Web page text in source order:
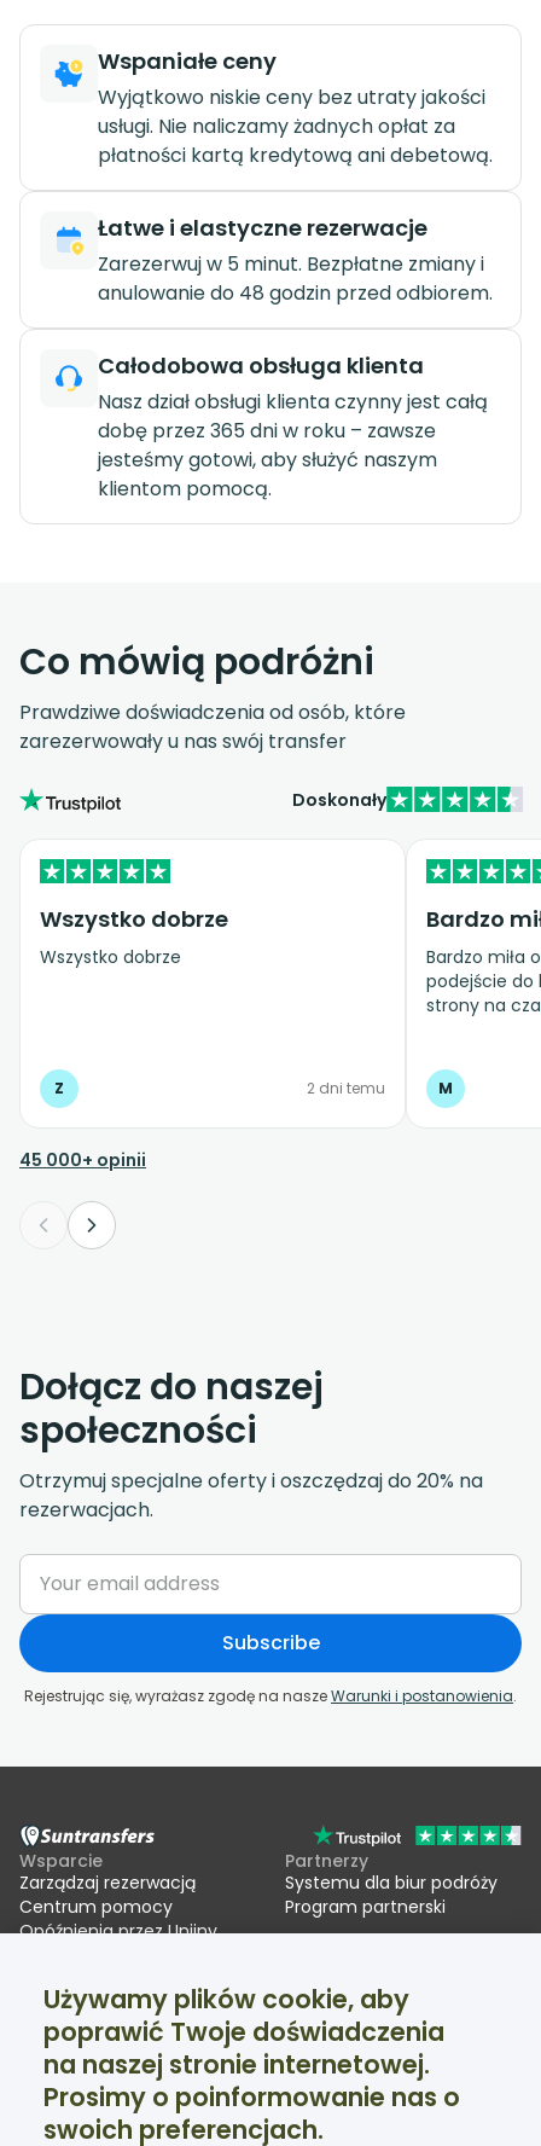
Wspaniałe ceny
Wyjątkowo niskie ceny bez utraty jakości
usługi. Nie naliczamy żadnych opłat za
płatności kartą kredytową ani debetową.
Łatwe i elastyczne rezerwacje
Zarezerwuj w 5 minut. Bezpłatne zmiany i
anulowanie do 48 godzin przed odbiorem.
Całodobowa obsługa klienta
Nasz dział obsługi klienta czynny jest całą
dobę przez 365 dni w roku – zawsze
jesteśmy gotowi, aby służyć naszym
klientom pomocą.
Co mówią podróżni
Prawdziwe doświadczenia od osób, które
zarezerwowały u nas swój transfer
Doskonały
Wszystko dobrze
Wszystko dobrze
Z 2 dni temu
Bardzo
Bardzo miła
podejście do
strony na
M
45 000+ opinii
Dołącz do naszej
społeczności
Otrzymuj specjalne oferty i oszczędzaj do 20% na
rezerwacjach.
Subscribe
Rejestrując się, wyrażasz zgodę na naszeWarunki i postanowienia.
Wsparcie
Zarządzaj rezerwacją
Centrum pomocy
Opóźnienia przez Unijny
Partnerzy
Systemu dla biur podróży
Program partnerski
Suntransfers
O firmie
Opinie
Transfery narciarskie
Media społecznościowe
Facebook
Twitter
Wsparcie dostępne 24/7
Używamy plików cookie, aby
poprawić Twoje doświadczenia
na naszej stronie internetowej.
Prosimy o poinformowanie nas o
swoich preferencjach.